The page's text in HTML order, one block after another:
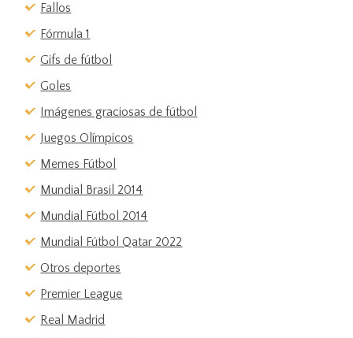
Fallos
Fórmula 1
Gifs de fútbol
Goles
Imágenes graciosas de fútbol
Juegos Olímpicos
Memes Fútbol
Mundial Brasil 2014
Mundial Fútbol 2014
Mundial Fútbol Qatar 2022
Otros deportes
Premier League
Real Madrid